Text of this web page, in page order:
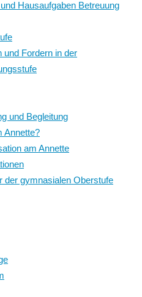
Hausaufgaben Betreuung
und Fordern in der
und Begleitung
Annette?
am Annette
der gymnasialen Oberstufe